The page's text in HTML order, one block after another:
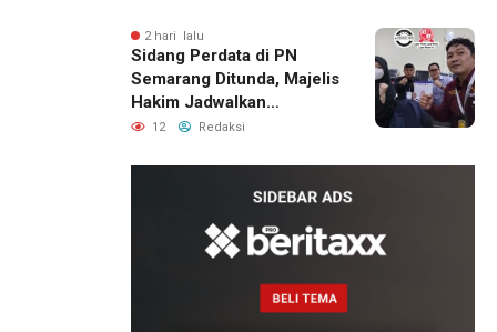
2 hari lalu
Sidang Perdata di PN
Semarang Ditunda, Majelis
Hakim Jadwalkan
Pemanggilan Ulang BPR
12 Redaksi